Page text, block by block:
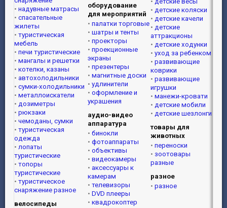
надувные матрасы
спасательные
жилеты
туристическая
мебель
печи туристические
мангалы и решетки
котелки, казаны
автохолодильники
сумки-холодильники
металлоискатели
дозиметры
рюкзаки
чемоданы, сумки
туристическая
одежда
лопаты
туристические
топоры
туристические
туристическое
снаряжение разное
велосипеды
оборудование
для мероприятий
палатки торговые
шатры и тенты
проекторы
проекционные
экраны
презентеры
магнитные доски
удлинители
оформление и
украшения
аудио-видео
аппаратура
бинокли
фотоаппараты
объективы
видеокамеры
аксессуары к
камерам
телевизоры
DVD плееры
квадрокоптер
детские коляски
детские качели
детские
аттракционы
детские ходунки
уход за ребенком
развивающие
коврики
развивающие
игрушки
манежи-кровати
детские мобили
детские шезлонги
товары для
животных
переноски
зоотовары
разные
разное
разное